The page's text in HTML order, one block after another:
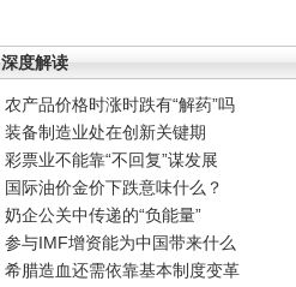
深度解读
农产品价格时涨时跌有“解药”吗
装备制造业处在创新关键期
彩票业不能靠“不回复”谋发展
国际油价金价下跌意味什么？
奶企公关中传递的“负能量”
参与IMF增资能为中国带来什么
希腊造血还需依靠基本制度变革